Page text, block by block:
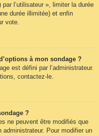
l’utilisateur », limiter la durée
durée illimitée) et enfin
vote.
à mon sondage ?
est défini par l’administrateur.
contactez-le.
?
ne peuvent être modifiés que
administrateur. Pour modifier un